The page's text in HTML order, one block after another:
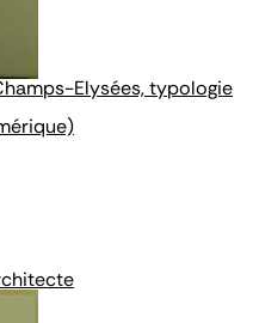
Elysées, typologie